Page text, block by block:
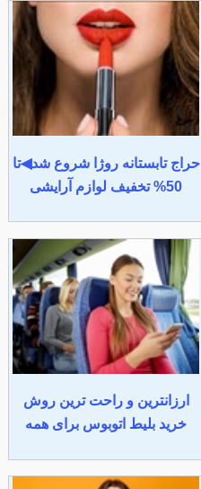
حراج تابستانه روژا شروع شد◀تا
50% تخفیف لوازم آرایشی
ارزانترین و راحت ترین روش
خرید بلیط اتوبوس برای همه